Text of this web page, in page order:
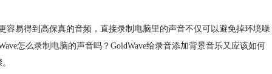
易得到高保真的音频，直接录制电脑里的声音不仅可以避免掉环境噪
怎么录制电脑的声音吗？GoldWave给录音添加背景音乐又应该如何